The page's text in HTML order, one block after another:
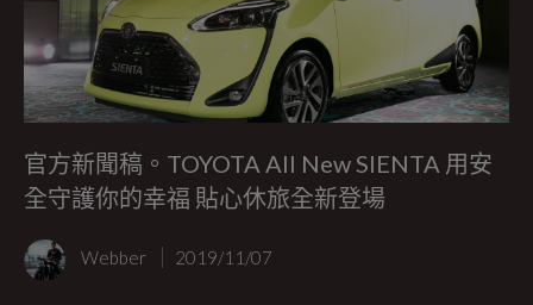
官方新聞稿。TOYOTA All New SIENTA 用安
全守護你的幸福 貼心休旅全新登場
Webber 2019/11/07